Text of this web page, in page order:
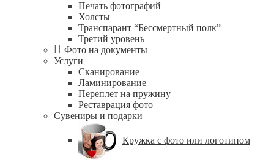
Печать фотографий
Холсты
Транспарант “Бессмертный полк”
Третий уровень
Фото на документы
Услуги
Сканирование
Ламинирование
Переплет на пружину
Реставрация фото
Сувениры и подарки
Кружка с фото или логотипом